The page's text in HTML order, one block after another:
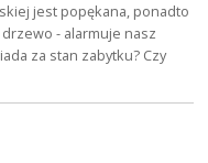
jest popękana, ponadto
- alarmuje nasz
za stan zabytku? Czy